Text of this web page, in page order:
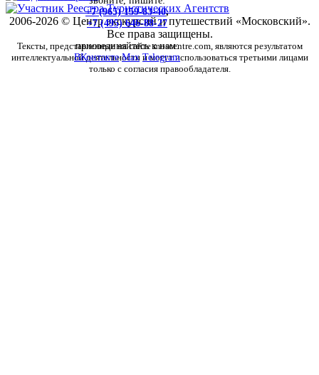
+7 (965) 159-83-40,
+7 (495) 646-88-27
присоединяйтесь к нам:
ВКонтакте Max Telegram
2006-2026 © Центр экскурсий и путешествий «Московский».
Все права защищены.
Тексты, представленные на сайте moscentre.com, являются результатом
интеллектуальной деятельности и могут использоваться третьими лицами
только с согласия правообладателя.